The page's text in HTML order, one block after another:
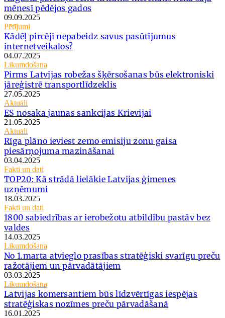
mēnesī pēdējos gados
09.09.2025
Pētījumi
Kādēļ pircēji nepabeidz savus pasūtījumus
internetveikalos?
04.07.2025
Likumdošana
Pirms Latvijas robežas šķērsošanas būs elektroniski
jāreģistrē transportlīdzeklis
27.05.2025
Aktuāli
ES nosaka jaunas sankcijas Krievijai
21.05.2025
Aktuāli
Rīga plāno ieviest zemo emisiju zonu gaisa
piesārņojuma mazināšanai
03.04.2025
Fakti un dati
TOP20: Kā strādā lielākie Latvijas ģimenes
uzņēmumi
18.03.2025
Fakti un dati
1800 sabiedrības ar ierobežotu atbildību pastāv bez
valdes
14.03.2025
Likumdošana
No 1.marta atvieglo prasības stratēģiski svarīgu preču
ražotājiem un pārvadātājiem
03.03.2025
Likumdošana
Latvijas komersantiem būs līdzvērtīgas iespējas
stratēģiskas nozīmes preču pārvadāšanā
16.01.2025